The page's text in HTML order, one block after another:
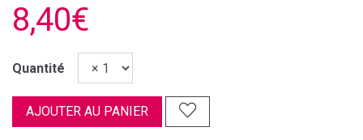
8,40€
Quantité
AJOUTER AU PANIER